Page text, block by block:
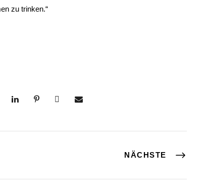
zu trinken.“
NÄCHSTE